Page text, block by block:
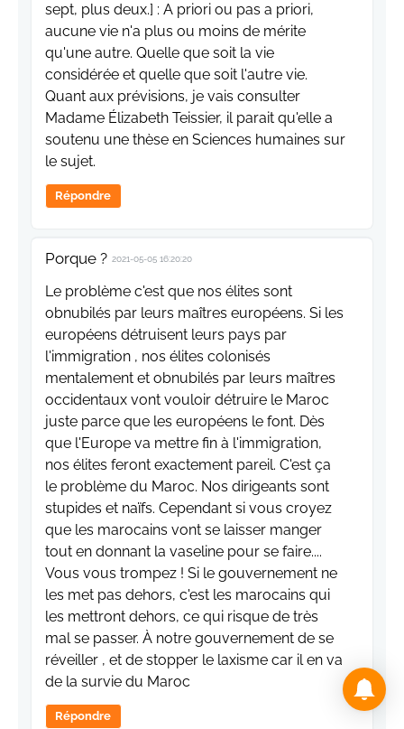
sept, plus deux.] : A priori ou pas a priori,
aucune vie n'a plus ou moins de mérite
qu'une autre. Quelle que soit la vie
considérée et quelle que soit l'autre vie.
Quant aux prévisions, je vais consulter
Madame Élizabeth Teissier, il parait qu'elle a
soutenu une thèse en Sciences humaines sur
le sujet.
Répondre
Porque ? 2021-05-05 16:20:20
Le problème c'est que nos élites sont
obnubilés par leurs maîtres européens. Si les
européens détruisent leurs pays par
l'immigration , nos élites colonisés
mentalement et obnubilés par leurs maîtres
occidentaux vont vouloir détruire le Maroc
juste parce que les européens le font. Dès
que l'Europe va mettre fin à l'immigration,
nos élites feront exactement pareil. C'est ça
le problème du Maroc. Nos dirigeants sont
stupides et naïfs. Cependant si vous croyez
que les marocains vont se laisser manger
tout en donnant la vaseline pour se faire....
Vous vous trompez ! Si le gouvernement ne
les met pas dehors, c'est les marocains qui
les mettront dehors, ce qui risque de très
mal se passer. À notre gouvernement de se
réveiller , et de stopper le laxisme car il en va
de la survie du Maroc
Répondre